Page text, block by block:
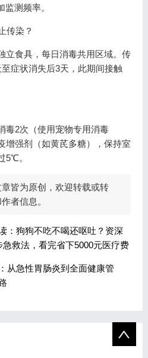
测频率。
传染？
立食具，每日消毒共用区域。传
症状消失后3天，此期间接触
毒2次（使用宠物专用消毒
增强剂（如黄芪多糖），保持室
5℃。
皆为原创，欢迎转载或转
者信息。
：狗狗不吃不喝还呕吐？资深
救法，看完省下5000元医疗费
从急性胃肠炎到全面健康管